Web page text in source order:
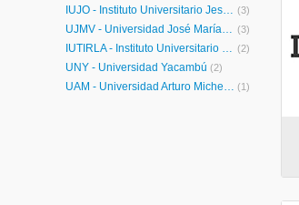
IUJO - Instituto Universitario Jesús Obrero (3)
UJMV - Universidad José María Vargas (3)
IUTIRLA - Instituto Universitario de Tecnología Industrial Rodolfo Loero Arismendi (2)
UNY - Universidad Yacambú (2)
UAM - Universidad Arturo Michelena (1)